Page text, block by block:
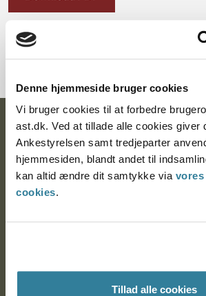
Denne hjemmeside bruger cookies
Vi bruger cookies til at forbedre
ast.dk. Ved at tillade alle cookies giver
Ankestyrelsen samt tredjeparter
hjemmesiden, blandt andet til
kan altid ændre dit samtykke via
cookies.
Tillad alle cookies
Ankestyrelsen
Postadresse:
Nytorv 7, 2. sal